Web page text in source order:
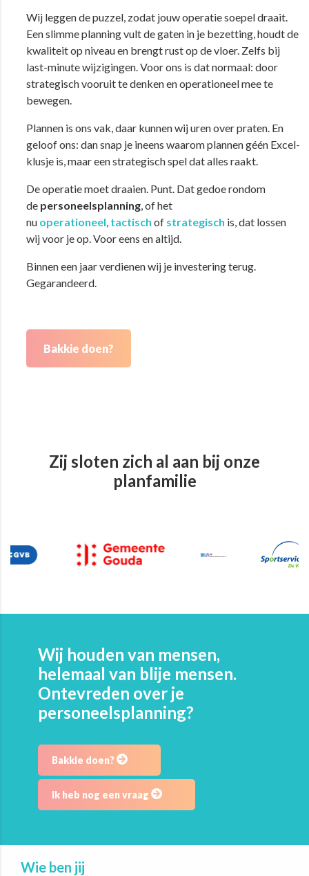
Wij leggen de puzzel, zodat jouw operatie soepel draait.
Een slimme planning vult de gaten in je bezetting, houdt de
kwaliteit op niveau en brengt rust op de vloer. Zelfs bij
last-minute wijzigingen. Voor ons is dat normaal: door
strategisch vooruit te denken en operationeel mee te
bewegen.
Plannen is ons vak, daar kunnen wij uren over praten. En
geloof ons: dan snap je ineens waarom plannen géén Excel-
klusje is, maar een strategisch spel dat alles raakt.
De operatie moet draaien. Punt. Dat gedoe rondom
de personeelsplanning, of het
nu operationeel, tactisch of strategisch is, dat lossen
wij voor je op. Voor eens en altijd.
Binnen een jaar verdienen wij je investering terug.
Gegarandeerd.
Bakkie doen?
Zij sloten zich al aan bij onze
planfamilie
Wij houden van mensen,
helemaal van blije mensen.
Ontevreden over je
personeelsplanning?
Bakkie doen?
Ik heb nog een vraag
Wie ben jij